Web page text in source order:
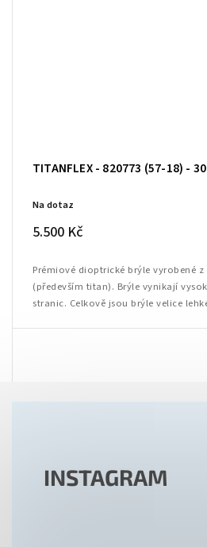
TITANFLEX - 820773 (57-18) - 30
Na dotaz
5.500 Kč
Prémiové dioptrické brýle vyrobené
(především titan). Brýle vynikají
stranic. Celkově jsou brýle velice
INSTAGRAM